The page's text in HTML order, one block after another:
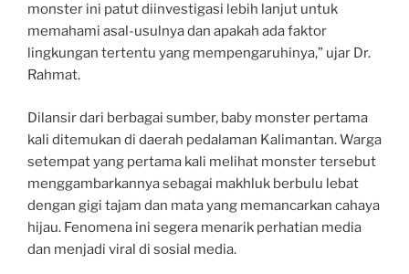
monster ini patut diinvestigasi lebih lanjut untuk
memahami asal-usulnya dan apakah ada faktor
lingkungan tertentu yang mempengaruhinya,” ujar Dr.
Rahmat.
Dilansir dari berbagai sumber, baby monster pertama
kali ditemukan di daerah pedalaman Kalimantan. Warga
setempat yang pertama kali melihat monster tersebut
menggambarkannya sebagai makhluk berbulu lebat
dengan gigi tajam dan mata yang memancarkan cahaya
hijau. Fenomena ini segera menarik perhatian media
dan menjadi viral di sosial media.